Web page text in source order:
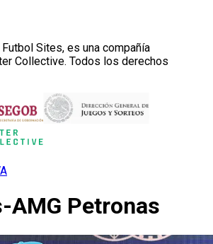
Sites, es una compañía
Collective. Todos los derechos
AMG Petronas